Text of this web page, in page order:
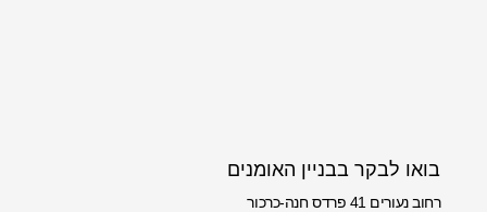
בואו לבקר בבניין האומנים
רחוב נעורים 41 פרדס חנה-כרכור